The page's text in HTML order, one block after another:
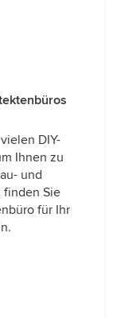
DIY-
Ihnen zu
und
finden Sie
für Ihr